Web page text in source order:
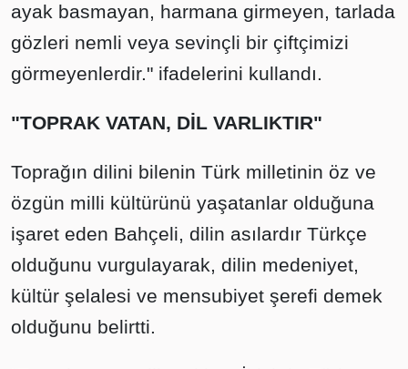
ayak basmayan, harmana girmeyen, tarlada
gözleri nemli veya sevinçli bir çiftçimizi
görmeyenlerdir." ifadelerini kullandı.
"TOPRAK VATAN, DİL VARLIKTIR"
Toprağın dilini bilenin Türk milletinin öz ve
özgün milli kültürünü yaşatanlar olduğuna
işaret eden Bahçeli, dilin asılardır Türkçe
olduğunu vurgulayarak, dilin medeniyet,
kültür şelalesi ve mensubiyet şerefi demek
olduğunu belirtti.